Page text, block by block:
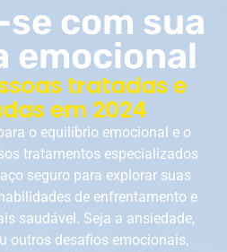
com sua
emocional
tratadas e
em 2024
o equilíbrio emocional e o
tratamentos especializados
seguro para explorar suas
de enfrentamento e
saudável. Seja a ansiedade,
outros desafios emocionais,